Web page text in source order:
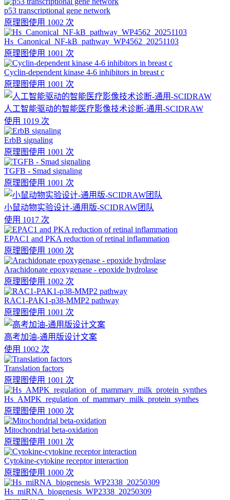
p53 transcriptional gene network
原理图使用 1002 次
Hs_Canonical_NF-kB_pathway_WP4562_20251103
原理图使用 1001 次
Cyclin-dependent kinase 4-6 inhibitors in breast c
原理图使用 1001 次
人工智能驱动的智能医疗影像技术诊断-通用-SCIDRAW
使用 1019 次
ErbB signaling
原理图使用 1001 次
TGFB - Smad signaling
原理图使用 1001 次
小鼠动物实验设计-通用版-SCIDRAW团队
使用 1017 次
EPAC1 and PKA reduction of retinal inflammation
原理图使用 1000 次
Arachidonate epoxygenase - epoxide hydrolase
原理图使用 1002 次
RAC1-PAK1-p38-MMP2 pathway
原理图使用 1001 次
高考加油-通用版设计文案
使用 1002 次
Translation factors
原理图使用 1001 次
Hs_AMPK_regulation_of_mammary_milk_protein_synthes
原理图使用 1000 次
Mitochondrial beta-oxidation
原理图使用 1001 次
Cytokine-cytokine receptor interaction
原理图使用 1000 次
Hs_miRNA_biogenesis_WP2338_20250309